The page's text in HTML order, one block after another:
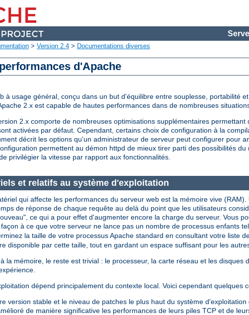
> Version 2.4 > Documentations diverses
d'Apache
à usage général, conçu dans un but d'équilibre entre souplesse, portabilité
2.x est capable de hautes performances dans de nombreuses
2.x comporte de nombreuses optimisations supplémentaires
activées par défaut. Cependant, certains choix de configuration à la
décrit les options qu'un administrateur de serveur peut configurer pour
permettent au démon httpd de mieux tirer parti des possibilités
privilégier la vitesse par rapport aux fonctionnalités.
et relatifs au système d'exploitation
qui affecte les performances du serveur web est la mémoire vive
de réponse de chaque requête au delà du point que les utilisateurs
ce qui a pour effet d'augmenter encore la charge du serveur. Vous
à ce que votre serveur ne lance pas un nombre de processus enfants
la taille de votre processus Apache standard en consultant votre liste
disponible par cette taille, tout en gardant un espace suffisant pour les
la mémoire, le reste est trivial : le processeur, la carte réseau et les
dépend principalement du contexte local. Voici cependant quelques
version stable et le niveau de patches le plus haut du système
de manière significative les performances de leurs piles TCP et de